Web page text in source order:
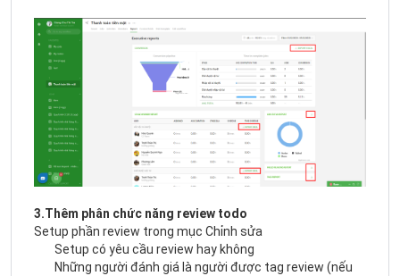
3.Thêm phân chức năng review todo
Setup phần review trong mục Chỉnh sửa
Setup có yêu cầu review hay không
Những người đánh giá là người được tag review (nếu